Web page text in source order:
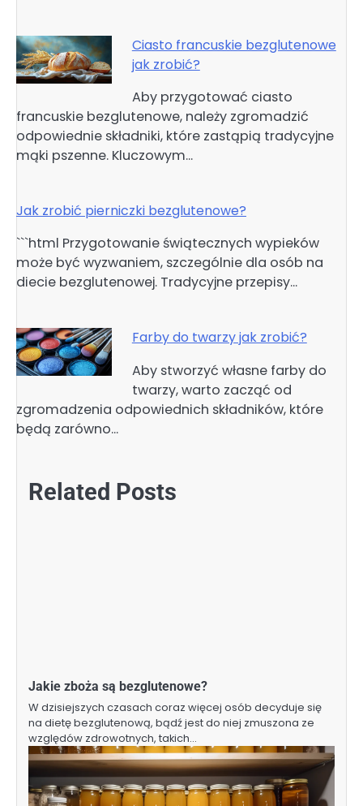
Ciasto francuskie bezglutenowe
jak zrobić?
Aby przygotować ciasto
francuskie bezglutenowe, należy zgromadzić
odpowiednie składniki, które zastąpią tradycyjne
mąki pszenne. Kluczowym…
Jak zrobić pierniczki bezglutenowe?
```html Przygotowanie świątecznych wypieków
może być wyzwaniem, szczególnie dla osób na
diecie bezglutenowej. Tradycyjne przepisy…
Farby do twarzy jak zrobić?
Aby stworzyć własne farby do
twarzy, warto zacząć od
zgromadzenia odpowiednich składników, które
będą zarówno…
Related Posts
Jakie zboża są bezglutenowe?
W dzisiejszych czasach coraz więcej osób decyduje się
na dietę bezglutenową, bądź jest do niej zmuszona ze
względów zdrowotnych, takich…